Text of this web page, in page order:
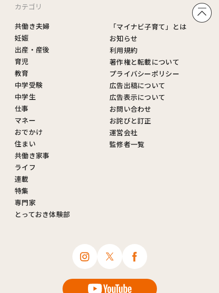
カテゴリ
共働き夫婦
妊娠
出産・産後
育児
教育
中学受験
中学生
仕事
マネー
おでかけ
住まい
共働き家事
ライフ
連載
特集
専門家
とっておき体験部
「マイナビ子育て」とは
お知らせ
利用規約
著作権と転載について
プライバシーポリシー
広告出稿について
広告表示について
お問い合わせ
お詫びと訂正
運営会社
監修者一覧